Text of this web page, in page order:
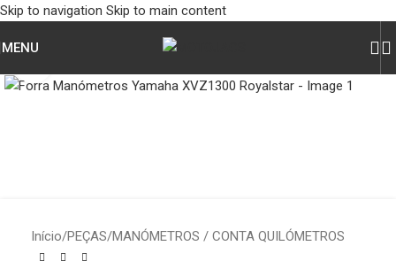
Skip to navigation Skip to main content
MENU
Início/PEÇAS/MANÓMETROS / CONTA QUILÓMETROS